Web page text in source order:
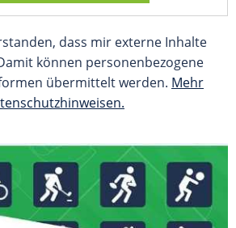
dass mir externe Inhalte
können personenbezogene
übermittelt werden. Mehr